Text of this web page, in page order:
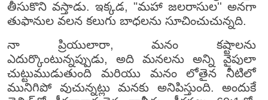
తీసుకొని వస్తాడు. ఇక్కడ, "మహా జలరాసుల'' అనగా
తుఫానుల వలన కలుగు బాధలను సూచించుచున్నది.
నా ప్రియులారా, మనం కష్టాలను
ఎదుర్కొంటున్నప్పుడు, అది మనలను అన్ని వైపులా
చుట్టుముడుతుంది మరియు మనం లోతైన నీటిలో
మునిగిపో వుచున్నట్లు మనకు అనిపిస్తుంది. అందుకే